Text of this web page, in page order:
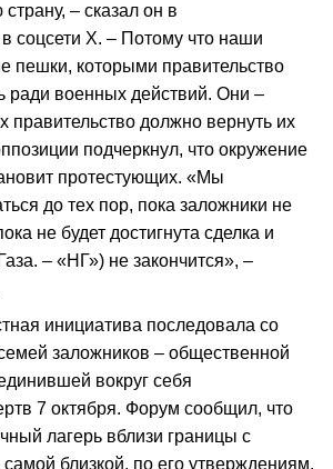
– сказал он в
соцсети X. – Потому что наши
пешки, которыми правительство
ради военных действий. Они –
правительство должно вернуть их
подчеркнул, что окружение
протестующих. «Мы
до тех пор, пока заложники не
не будет достигнута сделка и
– «НГ») не закончится», –
инициатива последовала со
заложников – общественной
вокруг себя
7 октября. Форум сообщил, что
лагерь вблизи границы с
самой близкой, по его утверждениям,